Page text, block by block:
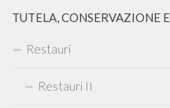
TUTELA, CONSERVAZIONE
Restauri
Restauri II